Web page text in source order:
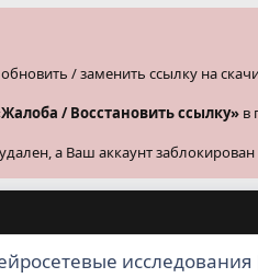
/ заменить ссылку на
/ Восстановить ссылку» в
а Ваш аккаунт заблокирован